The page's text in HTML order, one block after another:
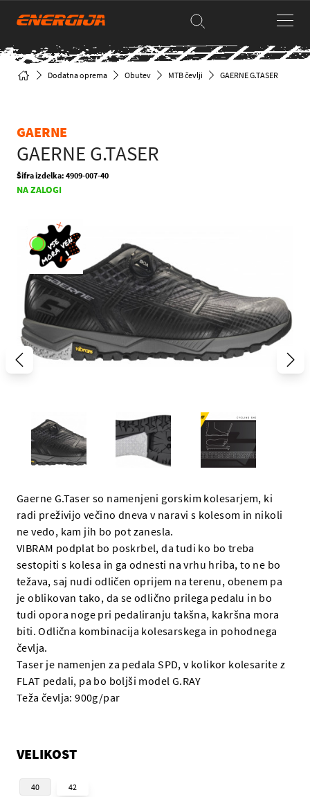
Dodatna oprema Obutev MTB čevlji GAERNE G.TASER
GAERNE
GAERNE G.TASER
Šifra izdelka: 4909-007-40
NA ZALOGI
Gaerne G.Taser so namenjeni gorskim kolesarjem, ki
radi preživijo večino dneva v naravi s kolesom in nikoli
ne vedo, kam jih bo pot zanesla.
VIBRAM podplat bo poskrbel, da tudi ko bo treba
sestopiti s kolesa in ga odnesti na vrhu hriba, to ne bo
težava, saj nudi odličen oprijem na terenu, obenem pa
je oblikovan tako, da se odlično prilega pedalu in bo
tudi opora noge pri pedaliranju takšna, kakršna mora
biti. Odlična kombinacija kolesarskega in pohodnega
čevlja.
Taser je namenjen za pedala SPD, v kolikor kolesarite z
FLAT pedali, pa bo boljši model G.RAY
Teža čevlja: 900g/par
VELIKOST
40 42